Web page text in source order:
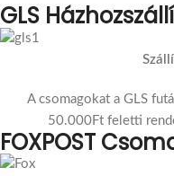
GLS
A csomagokat a GLS
50.000Ft feletti
FOXPOST